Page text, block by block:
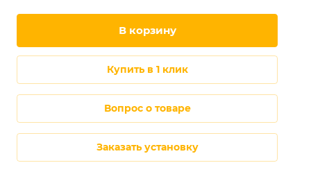
в корзину
купить в 1 клик
Вопрос о товаре
Заказать установку